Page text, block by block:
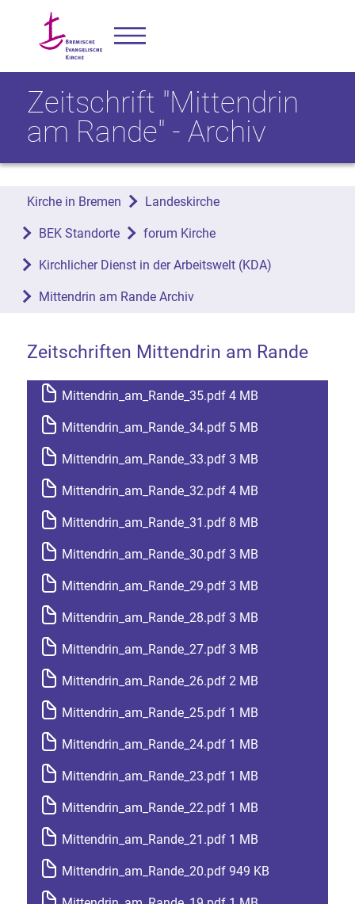
Zeitschrift "Mittendrin
am Rande" - Archiv
Kirche in Bremen Landeskirche
BEK Standorte forum Kirche
Kirchlicher Dienst in der Arbeitswelt (KDA)
Mittendrin am Rande Archiv
Zeitschriften Mittendrin am Rande
Mittendrin_am_Rande_35.pdf 4 MB
Mittendrin_am_Rande_34.pdf 5 MB
Mittendrin_am_Rande_33.pdf 3 MB
Mittendrin_am_Rande_32.pdf 4 MB
Mittendrin_am_Rande_31.pdf 8 MB
Mittendrin_am_Rande_30.pdf 3 MB
Mittendrin_am_Rande_29.pdf 3 MB
Mittendrin_am_Rande_28.pdf 3 MB
Mittendrin_am_Rande_27.pdf 3 MB
Mittendrin_am_Rande_26.pdf 2 MB
Mittendrin_am_Rande_25.pdf 1 MB
Mittendrin_am_Rande_24.pdf 1 MB
Mittendrin_am_Rande_23.pdf 1 MB
Mittendrin_am_Rande_22.pdf 1 MB
Mittendrin_am_Rande_21.pdf 1 MB
Mittendrin_am_Rande_20.pdf 949 KB